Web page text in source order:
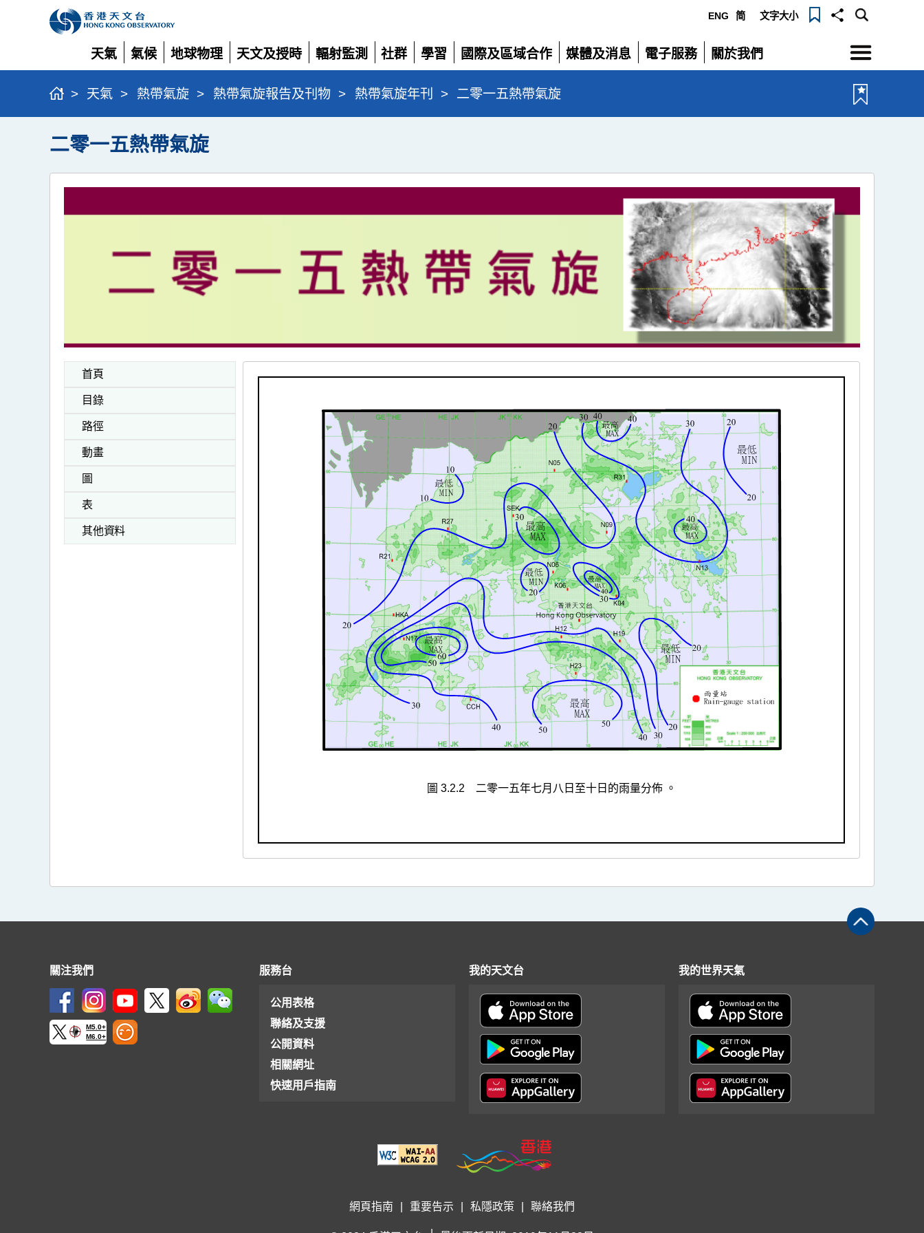
ENG 简 文字大小
天氣
展
開
氣候
展
開
地球物理
展
開
天文及授時
展
開
輻射監測
展
開
社群
展
開
學習
展
開
國際及區域合作
展
開
媒體及消息
展
電子服務
展
關於我們
展
選
單
> 天氣 > 熱帶氣旋 > 熱帶氣旋報告及刊物 > 熱帶氣旋年刊 > 二零一五熱帶氣旋
二零一五熱帶氣旋
首頁
目錄
路徑
動畫
圖
表
其他資料
圖 3.2.2 二零一五年七月八日至十日的雨量分佈 。
關注我們
M5.0+
M6.0+
服務台
公用表格
聯絡及支援
公開資料
相關網址
快速用戶指南
我的天文台 我的世界天氣
網頁指南 重要告示 私隱政策 聯絡我們